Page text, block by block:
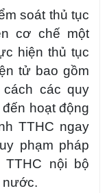
soát thủ tục
cơ chế một
hiện thủ tục
tử bao gồm
các quy
hoạt động
TTHC ngay
phạm pháp
TTHC nội bộ
nước.